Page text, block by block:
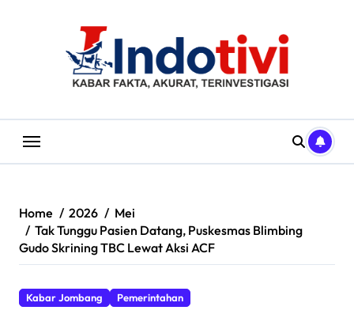
Home 2026
Mei
Tak Tunggu Pasien Datang, Puskesmas Blimbing
Gudo Skrining TBC Lewat Aksi ACF
Kabar Jombang Pemerintahan